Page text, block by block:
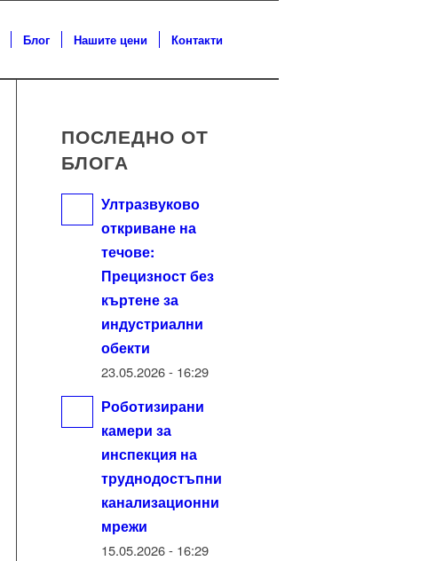
Блог Нашите цени Контакти
ПОСЛЕДНО ОТ
БЛОГА
Ултразвуково
откриване на
течове:
Прецизност без
къртене за
индустриални
обекти
23.05.2026 - 16:29
Роботизирани
камери за
инспекция на
труднодостъпни
канализационни
мрежи
15.05.2026 - 16:29